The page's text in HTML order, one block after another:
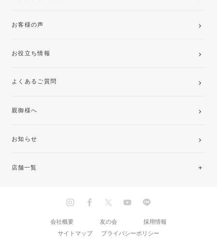
お客様の声
お役立ち情報
よくあるご質問
親御様へ
お知らせ
店舗一覧
会社概要 友の会
採用情報
サイトマップ
プライバシーポリシー